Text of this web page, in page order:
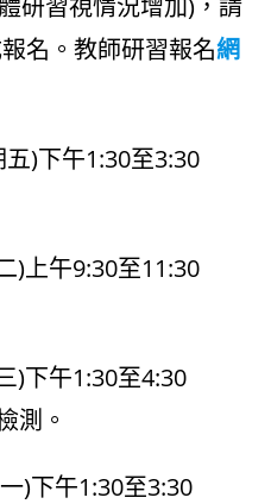
研習視情況增加)，請
名。教師研習報名網
)下午1:30至3:30
)上午9:30至11:30
)下午1:30至4:30
測。
)下午1:30至3:30